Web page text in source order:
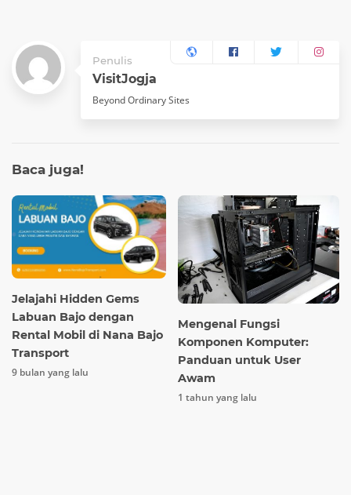
Penulis
VisitJogja
Beyond Ordinary Sites
Baca juga!
Jelajahi Hidden Gems
Labuan Bajo dengan
Rental Mobil di Nana Bajo
Transport
9 bulan yang lalu
Mengenal Fungsi
Komponen Komputer:
Panduan untuk User
Awam
1 tahun yang lalu